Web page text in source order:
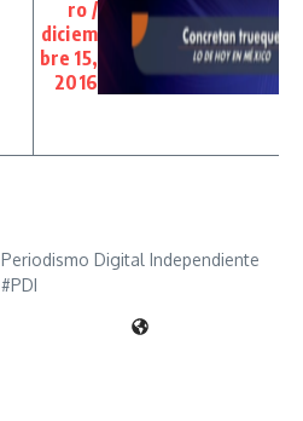
ro /
diciem
bre 15,
2016
Periodismo Digital Independiente
#PDI